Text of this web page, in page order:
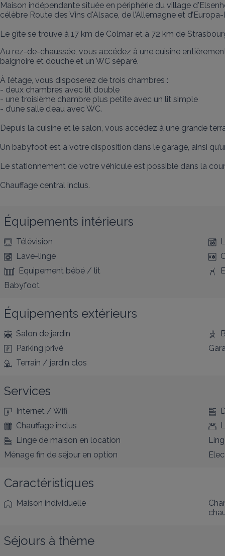
Maison indépendante située en périphérie du village
célèbre Route des Vins d'Alsace, de l’Allemagne et
Le gîte se trouve à 17 km de Colmar et à 72 km de
Au rez-de-chaussée, vous accédez à une cuisine
baignoire et douche et un WC séparé.
À l’étage, vous disposerez de trois chambres :
- deux chambres avec lit double
- une troisième chambre plus petite avec un lit simple
- d’une salle d’eau avec WC.
Depuis la cuisine et le salon, vous accédez à une grande
Un babyfoot est à votre disposition dans le garage, ainsi
Le stationnement de votre véhicule est possible dans la
Chauffage central inclus.
Équipements intérieurs
Télévision
Lave-linge
Equipement bébé / lit
Babyfoot
Équipements extérieurs
Salon de jardin
Parking privé
Terrain / jardin clos
Services
Internet / Wifi
Chauffage inclus
Linge de maison en location
Ménage fin de séjour en option
Caractéristiques
Maison individuelle
Séjours à thème